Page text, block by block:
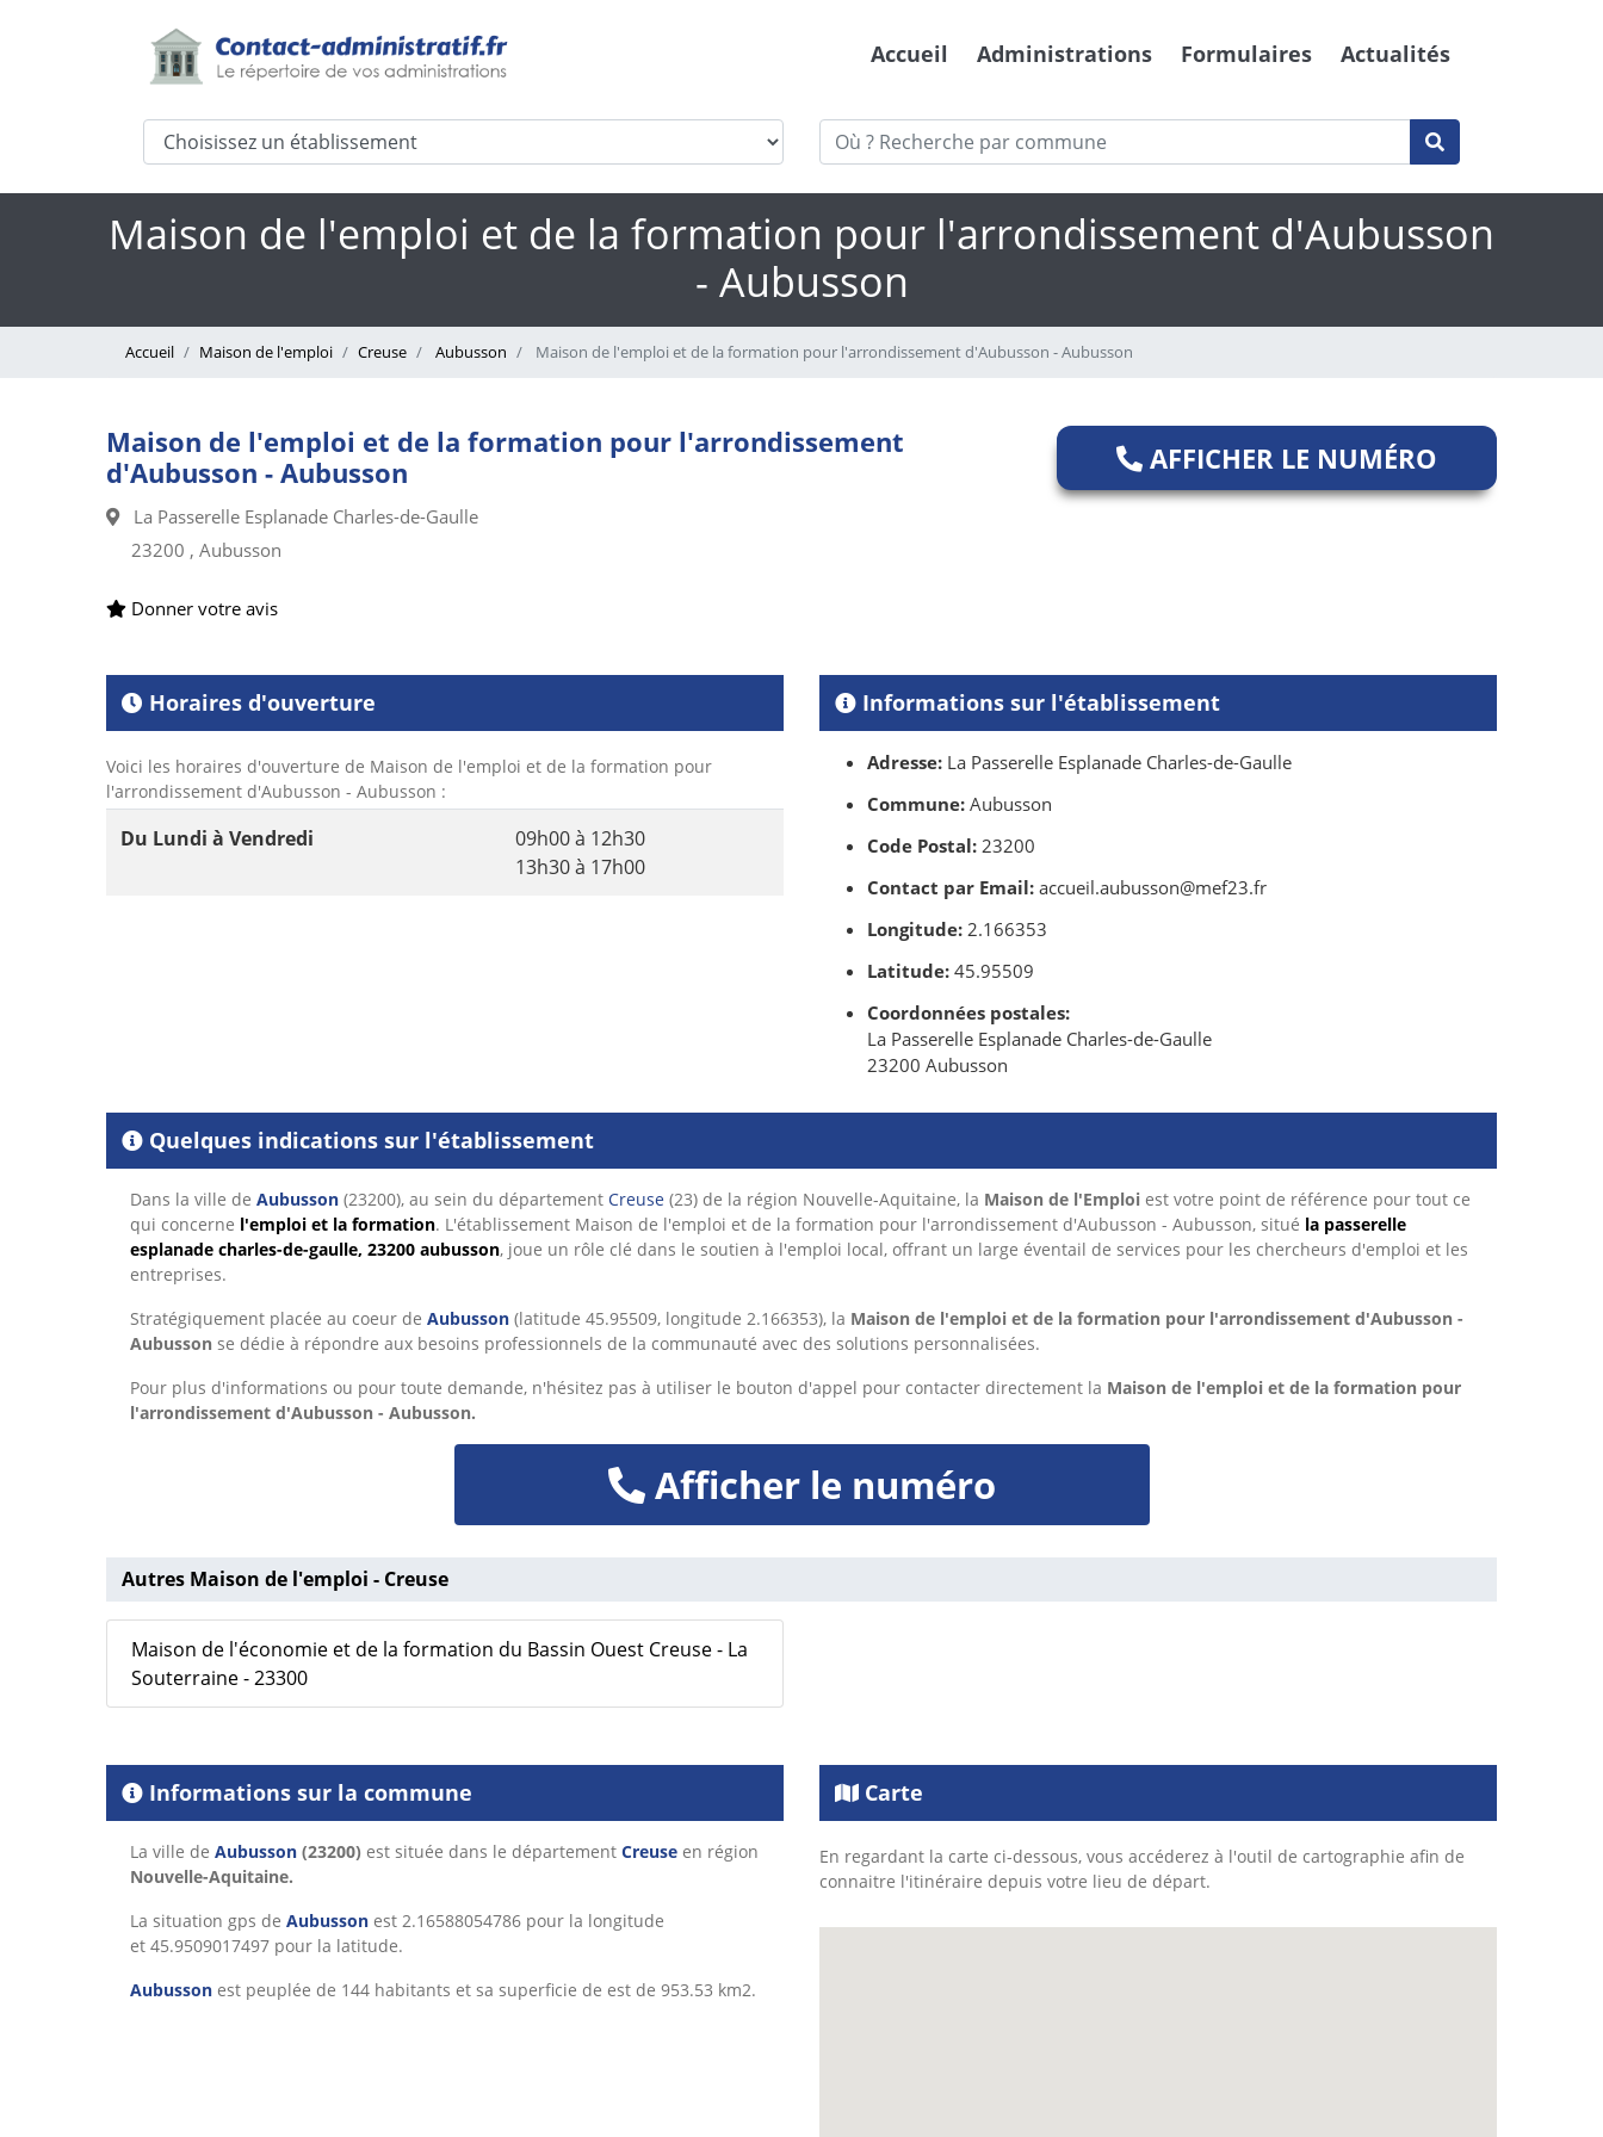
Accueil Administrations Formulaires Actualités
Maison de l'emploi et de la formation pour l'arrondissement d'Aubusson
- Aubusson
Accueil Maison de l'emploi Creuse Aubusson Maison de l'emploi et de la formation pour l'arrondissement d'Aubusson - Aubusson
Maison de l'emploi et de la formation pour l'arrondissement
d'Aubusson - Aubusson
La Passerelle Esplanade Charles-de-Gaulle
23200 , Aubusson
Donner votre avis
AFFICHER LE NUMÉRO
Horaires d'ouverture
Voici les horaires d'ouverture de Maison de l'emploi et de la formation pour
l'arrondissement d'Aubusson - Aubusson :
Du Lundi à Vendredi
09h00 à 12h30
13h30 à 17h00
Informations sur l'établissement
Adresse: La Passerelle Esplanade Charles-de-Gaulle
Commune: Aubusson
Code Postal: 23200
Contact par Email: accueil.aubusson@mef23.fr
Longitude: 2.166353
Latitude: 45.95509
Coordonnées postales:
La Passerelle Esplanade Charles-de-Gaulle
23200 Aubusson
Quelques indications sur l'établissement
Dans la ville de Aubusson (23200), au sein du département Creuse (23) de la région Nouvelle-Aquitaine, la Maison de l'Emploi est votre point de référence pour tout ce
qui concerne l'emploi et la formation. L'établissement Maison de l'emploi et de la formation pour l'arrondissement d'Aubusson - Aubusson, situé la passerelle
esplanade charles-de-gaulle, 23200 aubusson, joue un rôle clé dans le soutien à l'emploi local, offrant un large éventail de services pour les chercheurs d'emploi et les
entreprises.
Stratégiquement placée au coeur de Aubusson (latitude 45.95509, longitude 2.166353), la Maison de l'emploi et de la formation pour l'arrondissement d'Aubusson -
Aubusson se dédie à répondre aux besoins professionnels de la communauté avec des solutions personnalisées.
Pour plus d'informations ou pour toute demande, n'hésitez pas à utiliser le bouton d'appel pour contacter directement la Maison de l'emploi et de la formation pour
l'arrondissement d'Aubusson - Aubusson.
Afficher le numéro
Autres Maison de l'emploi - Creuse
Maison de l'économie et de la formation du Bassin Ouest Creuse - La
Souterraine - 23300
Informations sur la commune
La ville de Aubusson (23200) est située dans le département Creuse en région
Nouvelle-Aquitaine.
La situation gps de Aubusson est 2.16588054786 pour la longitude
et 45.9509017497 pour la latitude.
Aubusson est peuplée de 144 habitants et sa superficie de est de 953.53 km2.
Carte
En regardant la carte ci-dessous, vous accéderez à l'outil de cartographie afin de
connaitre l'itinéraire depuis votre lieu de départ.